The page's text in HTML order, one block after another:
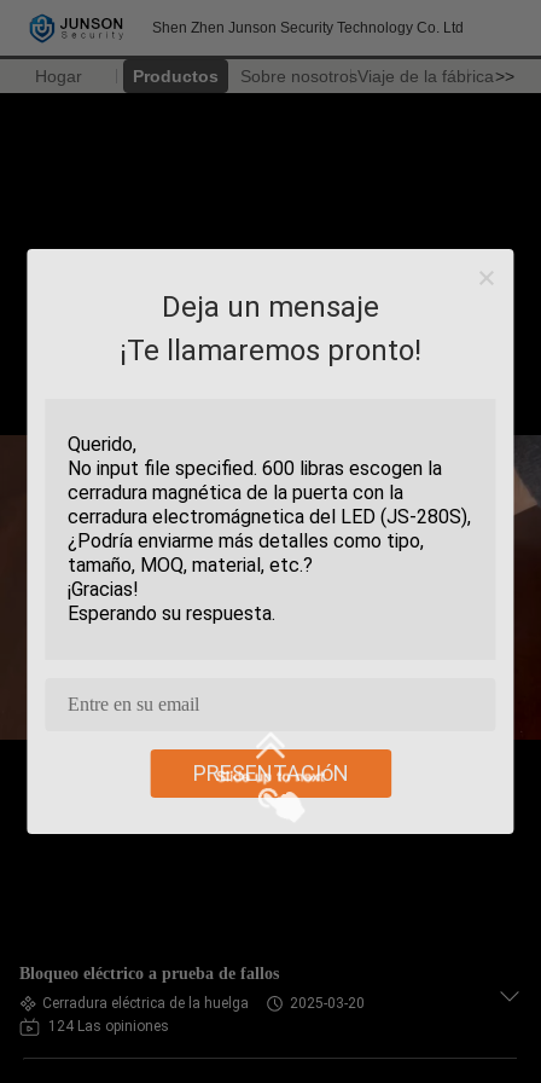
Shen Zhen Junson Security Technology Co. Ltd
Hogar Productos Sobre nosotrosViaje de la fábrica>>
Deja un mensaje
¡Te llamaremos pronto!
PRESENTACIóN
Bloqueo eléctrico a prueba de fallos
Cerradura eléctrica de la huelga
2025-03-20
124 Las opiniones